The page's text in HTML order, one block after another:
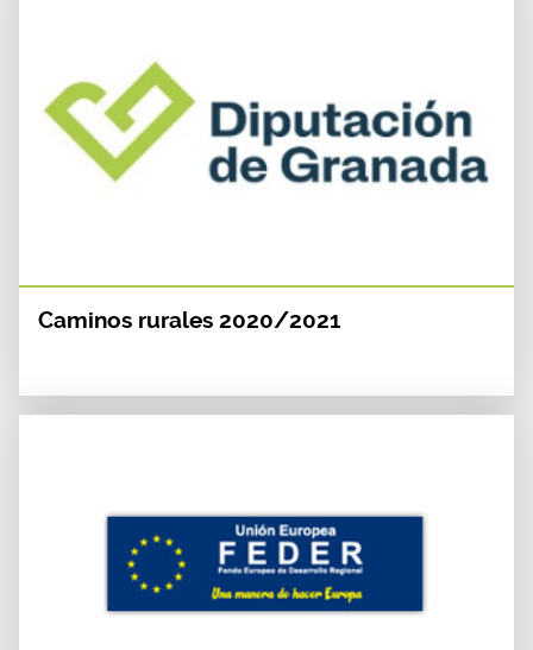
Caminos rurales 2020/2021